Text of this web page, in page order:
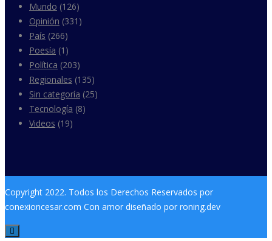
Mundo (126)
Opinión (331)
País (266)
Poesía (1)
Política (203)
Regionales (135)
Sin categoría (25)
Tecnología (8)
Videos (19)
Copyright 2022. Todos los Derechos Reservados por
conexioncesar.com Con amor diseñado por roning.dev